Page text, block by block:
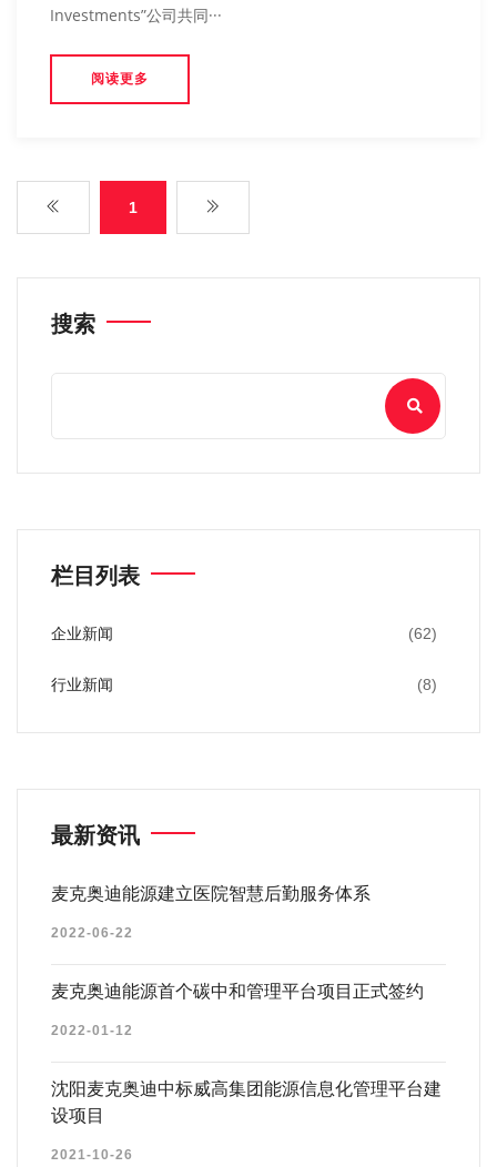
Investments”公司共同···
阅读更多
1
搜索
栏目列表
企业新闻 (62)
行业新闻 (8)
最新资讯
麦克奥迪能源建立医院智慧后勤服务体系
2022-06-22
麦克奥迪能源首个碳中和管理平台项目正式签约
2022-01-12
沈阳麦克奥迪中标威高集团能源信息化管理平台建
设项目
2021-10-26